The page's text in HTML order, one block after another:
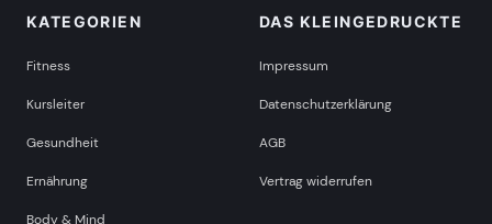
KATEGORIEN
Fitness
Kursleiter
Gesundheit
Ernährung
Body & Mind
DAS KLEINGEDRUCKTE
Impressum
Datenschutzerklärung
AGB
Vertrag widerrufen